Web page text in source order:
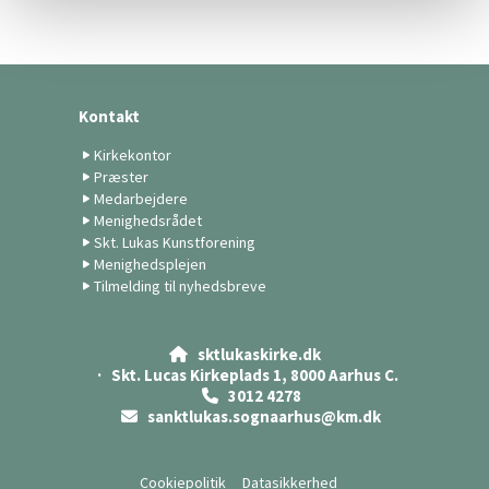
Kontakt
Kirkekontor
Præster
Medarbejdere
Menighedsrådet
Skt. Lukas Kunstforening
Menighedsplejen
Tilmelding til nyhedsbreve
sktlukaskirke.dk
· Skt. Lucas Kirkeplads 1, 8000 Aarhus C.
3012 4278
 sanktlukas.sognaarhus@km.dk
Cookiepolitik Datasikkerhed